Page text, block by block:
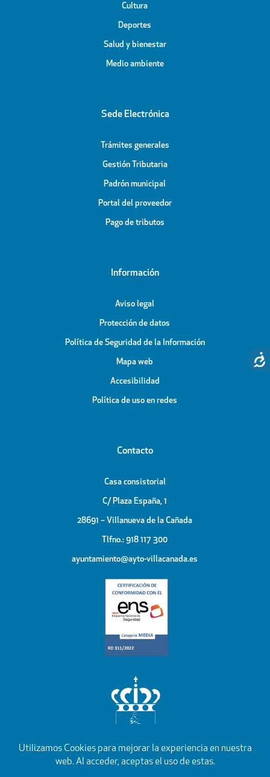
Cultura
Deportes
Salud y bienestar
Medio ambiente
Sede Electrónica
Trámites generales
Gestión Tributaria
Padrón municipal
Portal del proveedor
Pago de tributos
Información
Aviso legal
Protección de datos
Política de Seguridad de la Información
Mapa web
Accesibilidad
Política de uso en redes
Contacto
Casa consistorial
C/ Plaza España, 1
28691 – Villanueva de la Cañada
Tlfno.: 918 117 300
ayuntamiento@ayto-villacanada.es